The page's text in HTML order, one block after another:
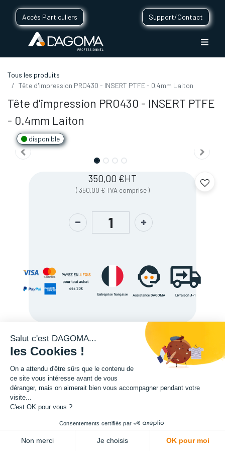
Accès Particuliers Support/Contact
Tous les produits
Tête d'impression PRO430 - INSERT PTFE - 0.4mm Laiton
Tête d'impression PRO430 - INSERT PTFE
- 0.4mm Laiton
disponible
350,00 €HT
( 350,00 € TVA comprise )
Description
Tête d'impression PRO430 - 0.4mm Acier Renforcé
350,00
Salut c'est DAGOMA...
les Cookies !
On a attendu d'être sûrs que le contenu de
ce site vous intéresse avant de vous
déranger, mais on aimerait bien vous accompagner pendant votre
visite...
C'est OK pour vous ?
Consentements certifiés par
Non merci Je choisis OK pour moi